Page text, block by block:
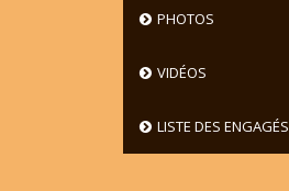
PHOTOS
VIDÉOS
LISTE DES ENGAGÉS